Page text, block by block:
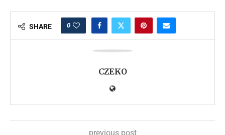
SHARE 0
CZEKO
previous post